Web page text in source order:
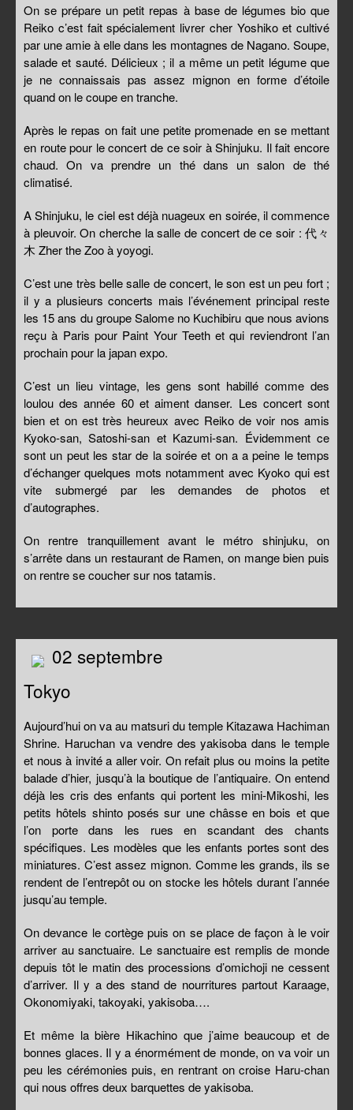
On se prépare un petit repas à base de légumes bio que
Reiko c’est fait spécialement livrer cher Yoshiko et cultivé
par une amie à elle dans les montagnes de Nagano. Soupe,
salade et sauté. Délicieux ; il a même un petit légume que
je ne connaissais pas assez mignon en forme d’étoile
quand on le coupe en tranche.
Après le repas on fait une petite promenade en se mettant
en route pour le concert de ce soir à Shinjuku. Il fait encore
chaud. On va prendre un thé dans un salon de thé
climatisé.
A Shinjuku, le ciel est déjà nuageux en soirée, il commence
à pleuvoir. On cherche la salle de concert de ce soir : 代々
木 Zher the Zoo à yoyogi.
C’est une très belle salle de concert, le son est un peu fort ;
il y a plusieurs concerts mais l’événement principal reste
les 15 ans du groupe Salome no Kuchibiru que nous avions
reçu à Paris pour Paint Your Teeth et qui reviendront l’an
prochain pour la japan expo.
C’est un lieu vintage, les gens sont habillé comme des
loulou des année 60 et aiment danser. Les concert sont
bien et on est très heureux avec Reiko de voir nos amis
Kyoko-san, Satoshi-san et Kazumi-san. Évidemment ce
sont un peut les star de la soirée et on a a peine le temps
d’échanger quelques mots notamment avec Kyoko qui est
vite submergé par les demandes de photos et
d’autographes.
On rentre tranquillement avant le métro shinjuku, on
s’arrête dans un restaurant de Ramen, on mange bien puis
on rentre se coucher sur nos tatamis.
02 septembre
Tokyo
Aujourd’hui on va au matsuri du temple Kitazawa Hachiman
Shrine. Haruchan va vendre des yakisoba dans le temple
et nous à invité a aller voir. On refait plus ou moins la petite
balade d’hier, jusqu’à la boutique de l’antiquaire. On entend
déjà les cris des enfants qui portent les mini-Mikoshi, les
petits hôtels shinto posés sur une châsse en bois et que
l’on porte dans les rues en scandant des chants
spécifiques. Les modèles que les enfants portes sont des
miniatures. C’est assez mignon. Comme les grands, ils se
rendent de l’entrepôt ou on stocke les hôtels durant l’année
jusqu’au temple.
On devance le cortège puis on se place de façon à le voir
arriver au sanctuaire. Le sanctuaire est remplis de monde
depuis tôt le matin des processions d’omichoji ne cessent
d’arriver. Il y a des stand de nourritures partout Karaage,
Okonomiyaki, takoyaki, yakisoba….
Et même la bière Hikachino que j’aime beaucoup et de
bonnes glaces. Il y a énormément de monde, on va voir un
peu les cérémonies puis, en rentrant on croise Haru-chan
qui nous offres deux barquettes de yakisoba.